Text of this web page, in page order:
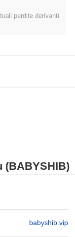
(BABYSHIB)
babyshib.vip
Inu rispetto
perdite derivanti